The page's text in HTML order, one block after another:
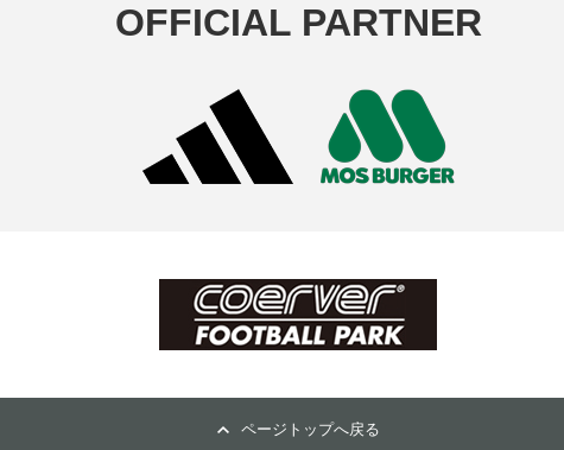
OFFICIAL PARTNER
ページトップへ戻る